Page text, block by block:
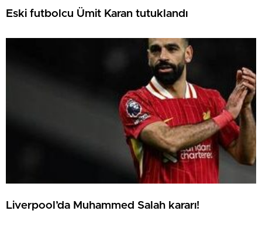
Eski futbolcu Ümit Karan tutuklandı
Liverpool’da Muhammed Salah kararı!